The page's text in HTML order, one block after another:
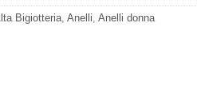
Bigiotteria, Anelli Anelli donna